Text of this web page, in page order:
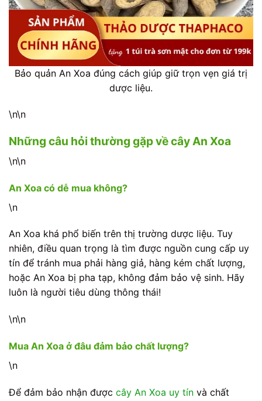
Bảo quản An Xoa đúng cách giúp giữ trọn vẹn giá trị
dược liệu.
\n\n
Những câu hỏi thường gặp về cây An Xoa
\n\n
An Xoa có dễ mua không?
\n
An Xoa khá phổ biến trên thị trường dược liệu. Tuy
nhiên, điều quan trọng là tìm được nguồn cung cấp uy
tín để tránh mua phải hàng giả, hàng kém chất lượng,
hoặc An Xoa bị pha tạp, không đảm bảo vệ sinh. Hãy
luôn là người tiêu dùng thông thái!
\n\n
Mua An Xoa ở đâu đảm bảo chất lượng?
\n
Để đảm bảo nhận được cây An Xoa uy tín và chất